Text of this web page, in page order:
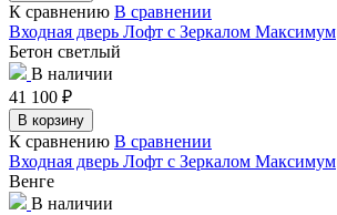
К сравнению В сравнении
Входная дверь Лофт с Зеркалом Максимум
Бетон светлый
В наличии
41 100 ₽
В корзину
К сравнению В сравнении
Входная дверь Лофт с Зеркалом Максимум
Венге
В наличии